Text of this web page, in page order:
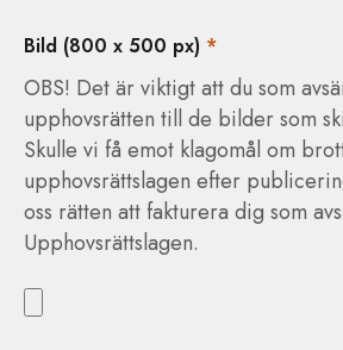
Bild (800 x 500 px) *
OBS! Det är viktigt att du som
upphovsrätten till de bilder som
Skulle vi få emot klagomål om
upphovsrättslagen efter
oss rätten att fakturera dig som
Upphovsrättslagen.